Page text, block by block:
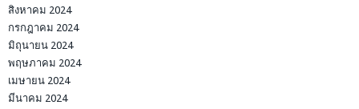
สิงหาคม 2024
กรกฎาคม 2024
มิถุนายน 2024
พฤษภาคม 2024
เมษายน 2024
มีนาคม 2024